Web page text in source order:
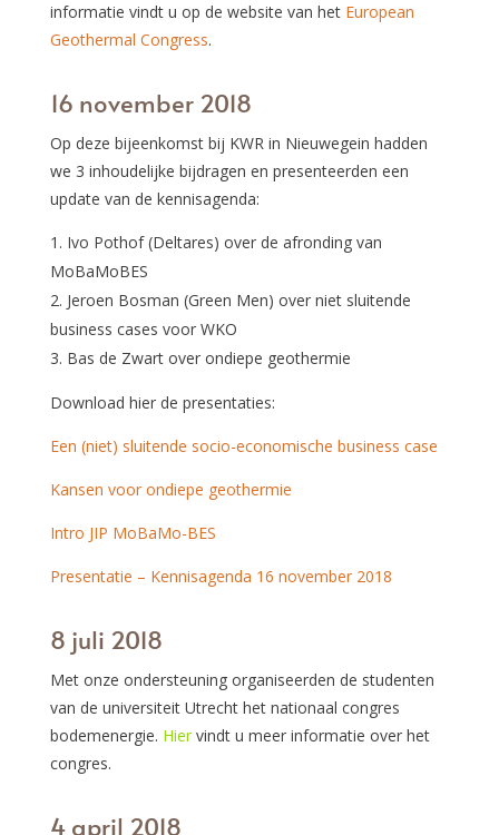
informatie vindt u op de website van het European
Geothermal Congress.
16 november 2018
Op deze bijeenkomst bij KWR in Nieuwegein hadden
we 3 inhoudelijke bijdragen en presenteerden een
update van de kennisagenda:
Ivo Pothof (Deltares) over de afronding van
MoBaMoBES
Jeroen Bosman (Green Men) over niet sluitende
business cases voor WKO
Bas de Zwart over ondiepe geothermie
Download hier de presentaties:
Een (niet) sluitende socio-economische business case
Kansen voor ondiepe geothermie
Intro JIP MoBaMo-BES
Presentatie – Kennisagenda 16 november 2018
8 juli 2018
Met onze ondersteuning organiseerden de studenten
van de universiteit Utrecht het nationaal congres
bodemenergie. Hiervindt u meer informatie over het
congres.
4 april 2018